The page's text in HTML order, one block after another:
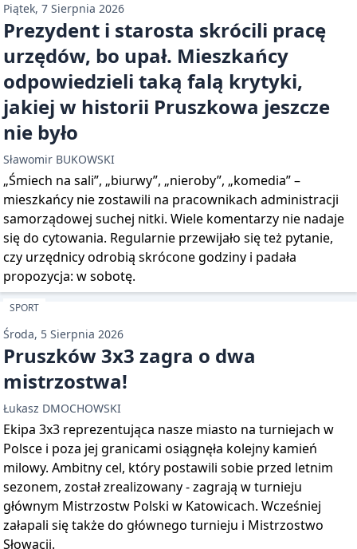
Piątek, 7 Sierpnia 2026
Prezydent i starosta skrócili pracę
urzędów, bo upał. Mieszkańcy
odpowiedzieli taką falą krytyki,
jakiej w historii Pruszkowa jeszcze
nie było
Sławomir BUKOWSKI
„Śmiech na sali”, „biurwy”, „nieroby”, „komedia” –
mieszkańcy nie zostawili na pracownikach administracji
samorządowej suchej nitki. Wiele komentarzy nie nadaje
się do cytowania. Regularnie przewijało się też pytanie,
czy urzędnicy odrobią skrócone godziny i padała
propozycja: w sobotę.
SPORT
Środa, 5 Sierpnia 2026
Pruszków 3x3 zagra o dwa
mistrzostwa!
Łukasz DMOCHOWSKI
Ekipa 3x3 reprezentująca nasze miasto na turniejach w
Polsce i poza jej granicami osiągnęła kolejny kamień
milowy. Ambitny cel, który postawili sobie przed letnim
sezonem, został zrealizowany - zagrają w turnieju
głównym Mistrzostw Polski w Katowicach. Wcześniej
załapali się także do głównego turnieju i Mistrzostwo
Słowacji.